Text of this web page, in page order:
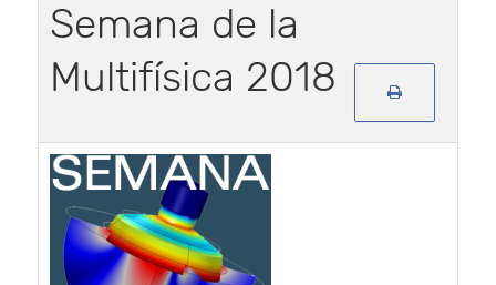
Semana de la
Multifísica 2018